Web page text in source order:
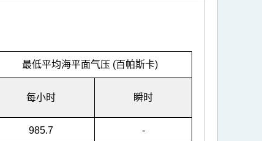
最低平均海平面气压 (百帕斯卡)
每小时 瞬时
985.7 -